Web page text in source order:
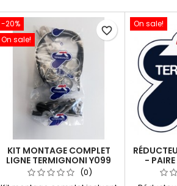
-20%
On sale!
KIT MONTAGE COMPLET
LIGNE TERMIGNONI Y099
(0)
favorite_border
On sale!
- PAIRE